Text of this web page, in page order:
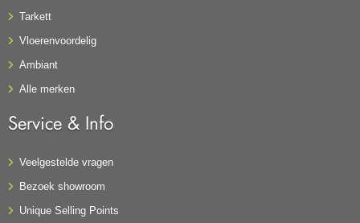
Tarkett
Vloerenvoordelig
Ambiant
Alle merken
Service & Info
Veelgestelde vragen
Bezoek showroom
Unique Selling Points